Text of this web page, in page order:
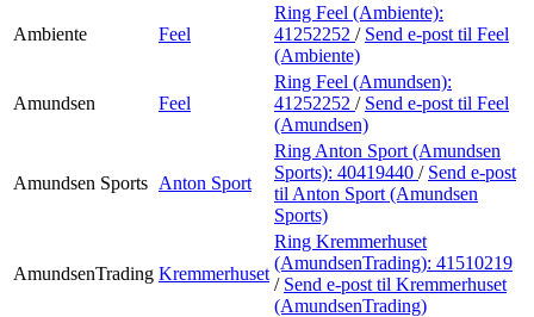
Ambiente Feel
Ring Feel (Ambiente):
41252252 / Send e-post til Feel
(Ambiente)
Amundsen Feel
Ring Feel (Amundsen):
41252252 / Send e-post til Feel
(Amundsen)
Amundsen Sports Anton Sport
Ring Anton Sport (Amundsen
Sports): 40419440 / Send e-post
til Anton Sport (Amundsen
Sports)
AmundsenTrading Kremmerhuset
Ring Kremmerhuset
(AmundsenTrading): 41510219
/ Send e-post til Kremmerhuset
(AmundsenTrading)